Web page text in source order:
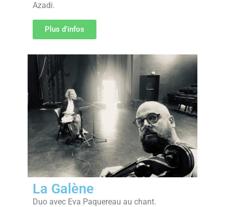
Azadi.
Plus d'infos
La Galène
Duo avec Eva Paquereau au chant.